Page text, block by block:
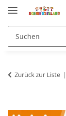
Zurück zur Liste